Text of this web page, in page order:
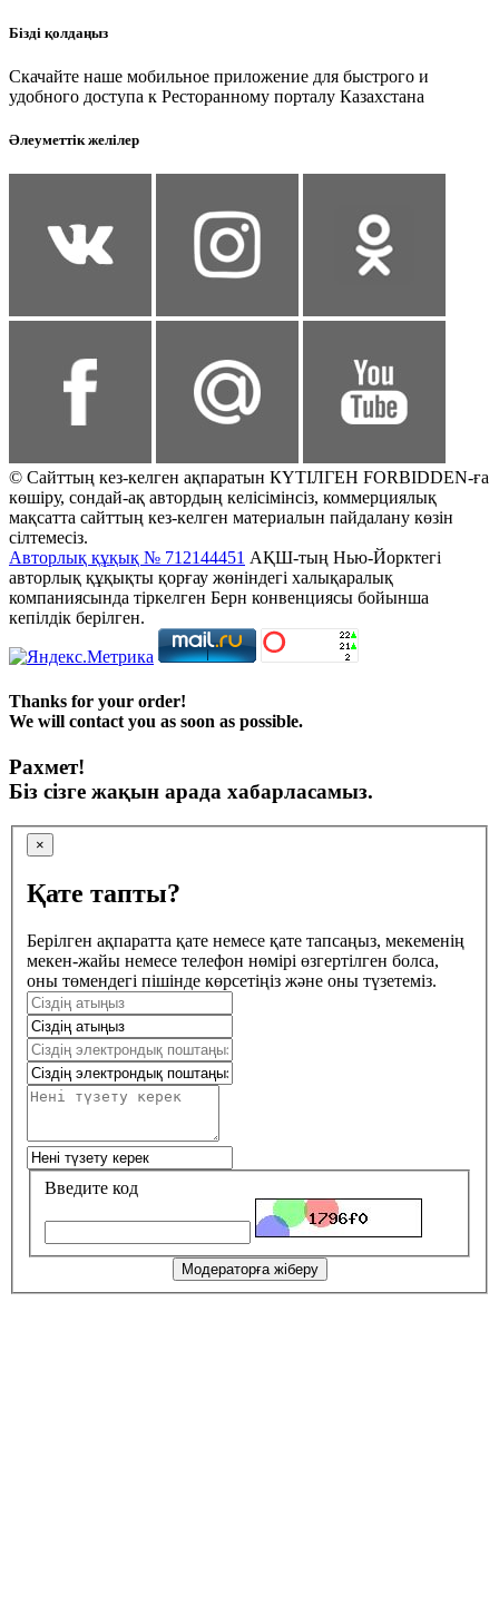
Бізді қолдаңыз
Скачайте наше мобильное приложение для быстрого и
удобного доступа к Ресторанному порталу Казахстана
Әлеуметтік желілер
© Сайттың кез-келген ақпаратын КҮТІЛГЕН FORBIDDEN-ға
көшіру, сондай-ақ автордың келісімінсіз, коммерциялық
мақсатта сайттың кез-келген материалын пайдалану көзін
сілтемесіз.
Авторлық құқық № 712144451 АҚШ-тың Нью-Йорктегі
авторлық құқықты қорғау жөніндегі халықаралық
компаниясында тіркелген Берн конвенциясы бойынша
кепілдік берілген.
Thanks for your order!
We will contact you as soon as possible.
Рахмет!
Біз сізге жақын арада хабарласамыз.
×
Қате тапты?
Берілген ақпаратта қате немесе қате тапсаңыз, мекеменің
мекен-жайы немесе телефон нөмірі өзгертілген болса,
оны төмендегі пішінде көрсетіңіз және оны түзетеміз.
Введите код
Модераторға жіберу